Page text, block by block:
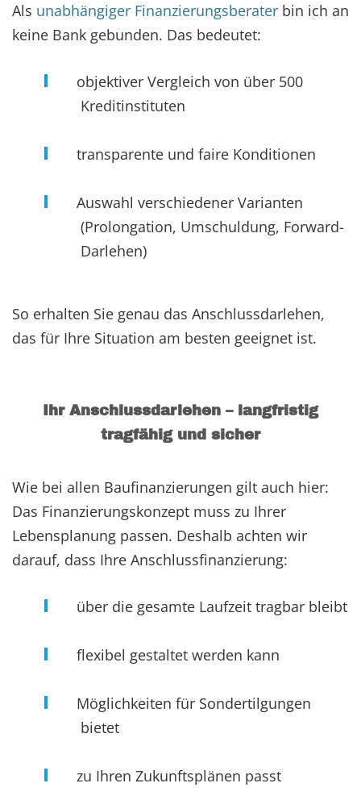
Als unabhängiger Finanzierungsberater bin ich an
keine Bank gebunden. Das bedeutet:
objektiver Vergleich von über 500
Kreditinstituten
transparente und faire Konditionen
Auswahl verschiedener Varianten
(Prolongation, Umschuldung, Forward-
Darlehen)
So erhalten Sie genau das Anschlussdarlehen,
das für Ihre Situation am besten geeignet ist.
Ihr Anschlussdarlehen – langfristig
tragfähig und sicher
Wie bei allen Baufinanzierungen gilt auch hier:
Das Finanzierungskonzept muss zu Ihrer
Lebensplanung passen. Deshalb achten wir
darauf, dass Ihre Anschlussfinanzierung:
über die gesamte Laufzeit tragbar bleibt
flexibel gestaltet werden kann
Möglichkeiten für Sondertilgungen
bietet
zu Ihren Zukunftsplänen passt